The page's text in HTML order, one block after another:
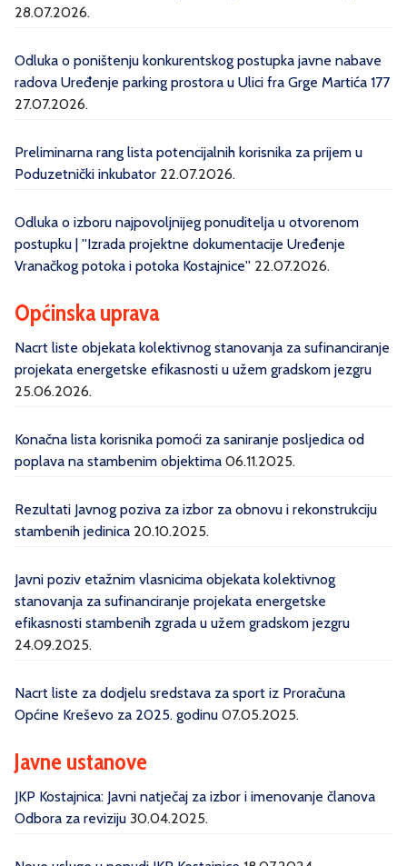
28.07.2026.
Odluka o poništenju konkurentskog postupka javne nabave
radova Uređenje parking prostora u Ulici fra Grge Martića 177
27.07.2026.
Preliminarna rang lista potencijalnih korisnika za prijem u
Poduzetnički inkubator 22.07.2026.
Odluka o izboru najpovoljnijeg ponuditelja u otvorenom
postupku | ''Izrada projektne dokumentacije Uređenje
Vranačkog potoka i potoka Kostajnice'' 22.07.2026.
Općinska uprava
Nacrt liste objekata kolektivnog stanovanja za sufinanciranje
projekata energetske efikasnosti u užem gradskom jezgru
25.06.2026.
Konačna lista korisnika pomoći za saniranje posljedica od
poplava na stambenim objektima 06.11.2025.
Rezultati Javnog poziva za izbor za obnovu i rekonstrukciju
stambenih jedinica 20.10.2025.
Javni poziv etažnim vlasnicima objekata kolektivnog
stanovanja za sufinanciranje projekata energetske
efikasnosti stambenih zgrada u užem gradskom jezgru
24.09.2025.
Nacrt liste za dodjelu sredstava za sport iz Proračuna
Općine Kreševo za 2025. godinu 07.05.2025.
Javne ustanove
JKP Kostajnica: Javni natječaj za izbor i imenovanje članova
Odbora za reviziju 30.04.2025.